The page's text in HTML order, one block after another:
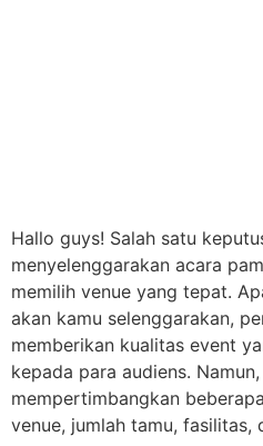
Hallo guys! Salah satu
menyelenggarakan acara
memilih venue yang tepat.
akan kamu selenggarakan,
memberikan kualitas event
kepada para audiens.
mempertimbangkan
venue, jumlah tamu,